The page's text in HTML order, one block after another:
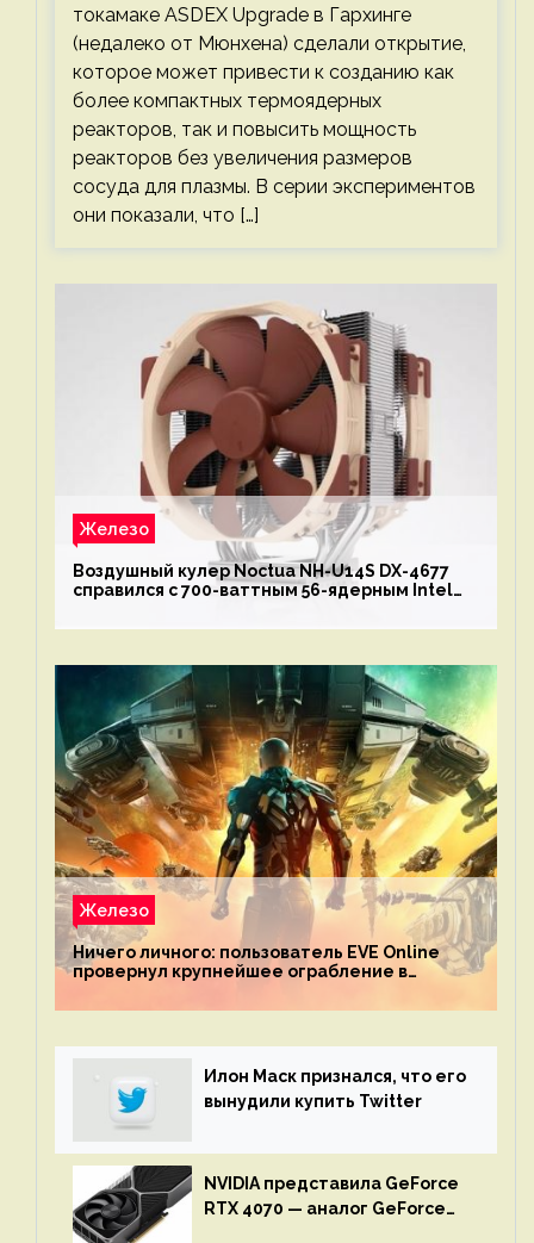
токамаке ASDEX Upgrade в Гархинге
(недалеко от Мюнхена) сделали открытие,
которое может привести к созданию как
более компактных термоядерных
реакторов, так и повысить мощность
реакторов без увеличения размеров
сосуда для плазмы. В серии экспериментов
они показали, что […]
Железо
Воздушный кулер Noctua NH-U14S DX-4677
справился с 700-ваттным 56-ядерным Intel
Железо
Ничего личного: пользователь EVE Online
провернул крупнейшее ограбление в
механике
Илон Маск признался, что его
вынудили купить Twitter
NVIDIA представила GeForce
RTX 4070 — аналог GeForce